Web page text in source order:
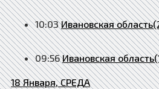
10:03 Ивановская
09:56 Ивановская
18 Января, СРЕДА